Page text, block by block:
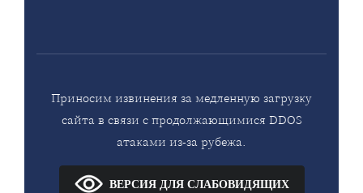
Приносим извинения за медленную загрузку
сайта в связи с продолжающимися DDOS
атаками из-за рубежа.
ВЕРСИЯ ДЛЯ СЛАБОВИДЯЩИХ